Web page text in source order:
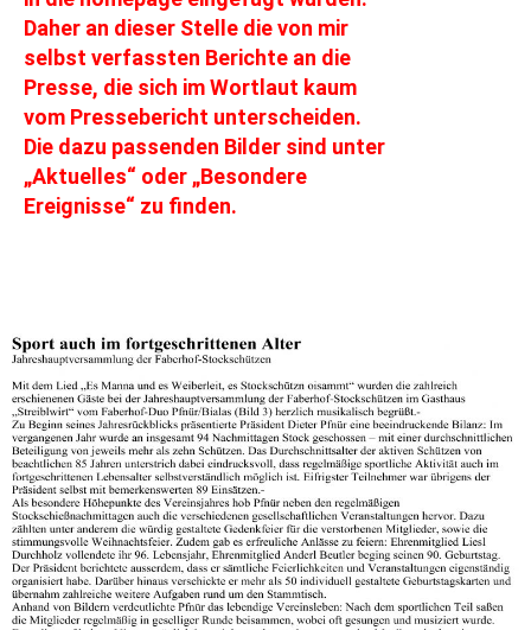
Daher an dieser Stelle die von mir
selbst verfassten Berichte an die
Presse, die sich im Wortlaut kaum
vom Pressebericht unterscheiden.
Die dazu passenden Bilder sind unter
„Aktuelles“ oder „Besondere
Ereignisse“ zu finden.